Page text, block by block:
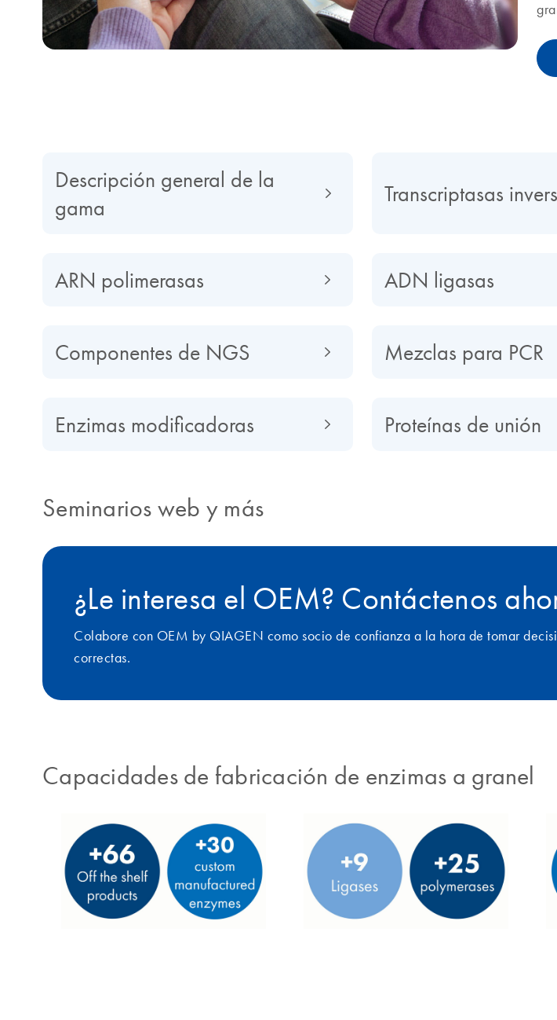
Descripción general de la
gama
Transcriptasas
ARN polimerasas ADN ligasas
Componentes de NGS Mezclas para PCR
Enzimas modificadoras Proteínas de unión
Seminarios web y más
¿Le interesa el OEM? Contáctenos
Colabore con OEM by QIAGEN como socio de confianza a la hora de tomar
correctas.
Capacidades de fabricación de enzimas a granel